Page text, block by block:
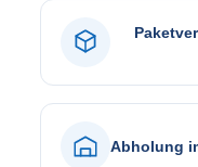
Abholung